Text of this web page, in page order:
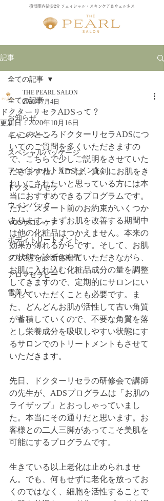
横浜関内徒歩2分 フェイシャル・スキンケア＆ウェルネス
記事
全ての記事
お知らせ
キャンペーン
スペシャルパッケージ
フェイシャルトリートメント
ドクターリセラ
ウィンバック
VOSサロンケア
ボディトリートメント
クリスティーナ化粧品
アロマセラピー
雪美人
全ての記事
ドクターリセラADSって？
THE PEARL SALON
2020年7月4日
更新日：2020年10月16日
ここのところドクターリセラADSにつ
いてのご質問を多くいただきますの
で、こちらで少しご説明をさせていた
だきますね。ADSは、真剣にお肌をき
れいにされたいと思っている方には本
当におすすめできるプログラムです。
ただ、スタート前のお約束がいくつか
あります。まずお肌を改善する期間中
は他の化粧品はつかえません。本来の
効果が薄れるからです。そして、お肌
の状態を診断させていただきながら、
お肌に入れ込む化粧品成分の量を調整
してきますので、定期的にサロンにい
らしていただくことも必要です。ま
た、どんどんお肌が活性して古い角質
が蓄積していくので、不要な角質を落
とし栄養成分を吸収しやすい状態にす
るサロンでのトリートメントもさせて
いただきます。
先日、ドクターリセラの研修会で講師
の先生が、ADSプログラムは「お肌の
ライザップ」とおっしゃっていまし
た。本当にその通りだと思います。お
客様との二人三脚があってこそ美肌を
可能にするプログラムです。
生きている以上老化は止められませ
ん。でも、何もせずに老化を放ってお
くのではなく、細胞を活性することで